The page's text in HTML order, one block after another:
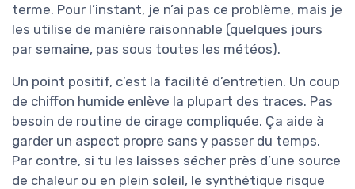
terme. Pour l’instant, je n’ai pas ce problème, mais je
les utilise de manière raisonnable (quelques jours
par semaine, pas sous toutes les météos).
Un point positif, c’est la facilité d’entretien. Un coup
de chiffon humide enlève la plupart des traces. Pas
besoin de routine de cirage compliquée. Ça aide à
garder un aspect propre sans y passer du temps.
Par contre, si tu les laisses sécher près d’une source
de chaleur ou en plein soleil, le synthétique risque